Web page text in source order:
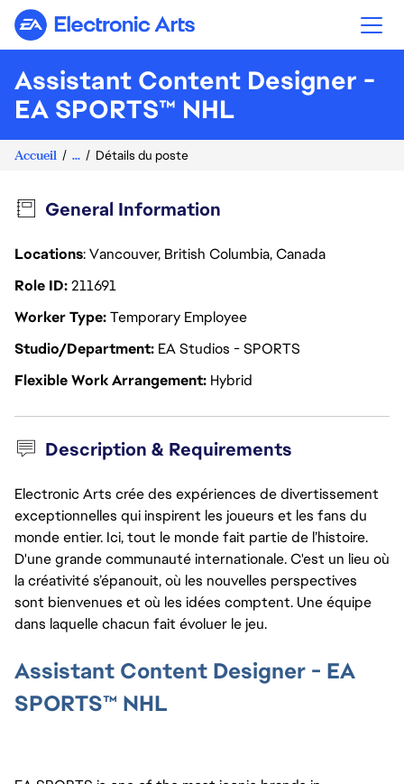
Electronic Arts
Assistant Content Designer -
EA SPORTS™ NHL
Accueil ... Détails du poste
General Information
Locations: Vancouver, British Columbia, Canada
Role ID211691
Worker TypeTemporary Employee
Studio/Department EA Studios - SPORTS
Flexible Work Arrangement Hybrid
Description & Requirements
Electronic Arts crée des expériences de divertissement
exceptionnelles qui inspirent les joueurs et les fans du
monde entier. Ici, tout le monde fait partie de l’histoire.
D'une grande communauté internationale. C'est un lieu où
la créativité s’épanouit, où les nouvelles perspectives
sont bienvenues et où les idées comptent. Une équipe
dans laquelle chacun fait évoluer le jeu.
Assistant Content Designer - EA
SPORTS™ NHL